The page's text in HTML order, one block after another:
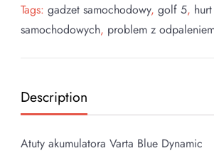
Tags: gadzet samochodowy, golf 5,
samochodowych, problem z
Description
Atuty akumulatora Varta Blue Dynamic